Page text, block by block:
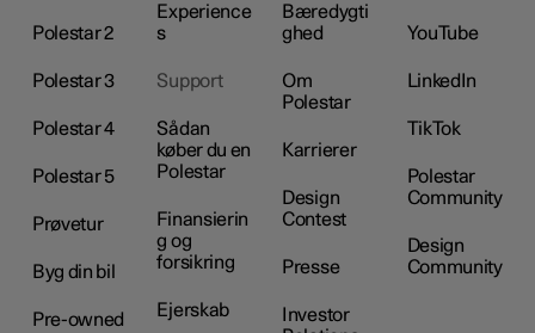
Polestar 2
Polestar 3
Polestar 4
Polestar 5
Prøvetur
Byg din bil
Pre-owned
Experience
s
Support
Sådan
køber du en
Polestar
Finansierin
g og
forsikring
Ejerskab
Bæredygti
ghed
Om
Polestar
Karrierer
Design
Contest
Presse
Investor
YouTube
LinkedIn
TikTok
Polestar
Community
Design
Community